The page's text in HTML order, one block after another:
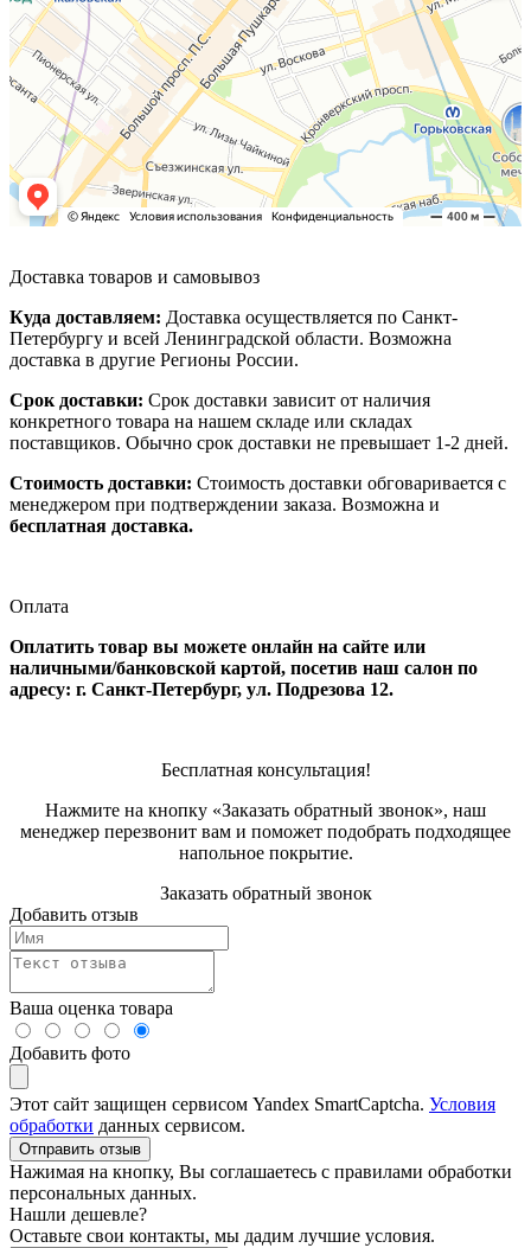
Доставка товаров и самовывоз
Куда доставляем: Доставка осуществляется по Санкт-
Петербургу и всей Ленинградской области. Возможна
доставка в другие Регионы России.
Срок доставки: Срок доставки зависит от наличия
конкретного товара на нашем складе или складах
поставщиков. Обычно срок доставки не превышает 1-2 дней.
Стоимость доставки: Стоимость доставки обговаривается с
менеджером при подтверждении заказа. Возможна и
бесплатная доставка.
Оплата
Оплатить товар вы можете онлайн на сайте или
наличными/банковской картой, посетив наш салон по
адресу: г. Санкт-Петербург, ул. Подрезова 12.
Бесплатная консультация!
Нажмите на кнопку «Заказать обратный звонок», наш
менеджер перезвонит вам и поможет подобрать подходящее
напольное покрытие.
Заказать обратный звонок
Добавить отзыв
Ваша оценка товара
Добавить фото
Этот сайт защищен сервисом Yandex SmartCaptcha. Условия
обработки данных сервисом.
Отправить отзыв
Нажимая на кнопку, Вы соглашаетесь с правилами обработки
персональных данных.
Нашли дешевле?
Оставьте свои контакты, мы дадим лучшие условия.